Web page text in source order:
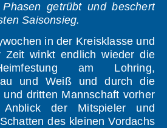
getrübt und beschert
Saisonsieg.
in der Kreisklasse und
winkt endlich wieder die
am Lohring,
und Weiß und durch die
dritten Mannschaft vorher
der Mitspieler und
des kleinen Vordachs